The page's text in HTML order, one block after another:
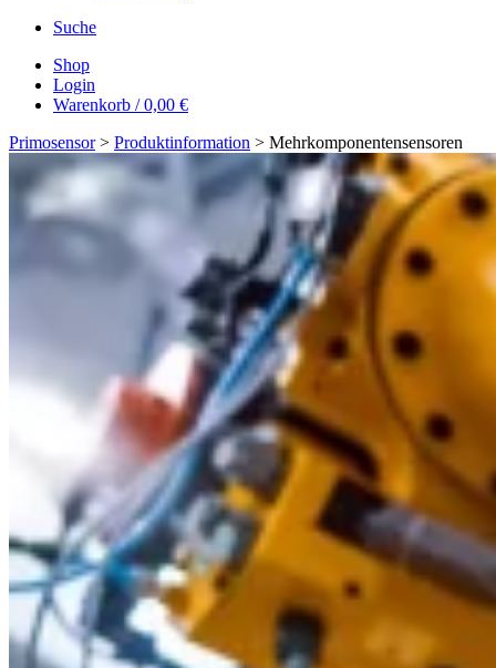
Suche
Shop
Login
Warenkorb /0,00 €
Primosensor> Produktinformation > Mehrkomponentensensoren